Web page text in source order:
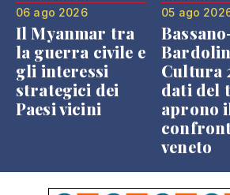
06 ago 2026
Il Myanmar tra
la guerra civile e
gli interessi
strategici dei
Paesi vicini
05 ago
Cultura
dati del
aprono
veneto